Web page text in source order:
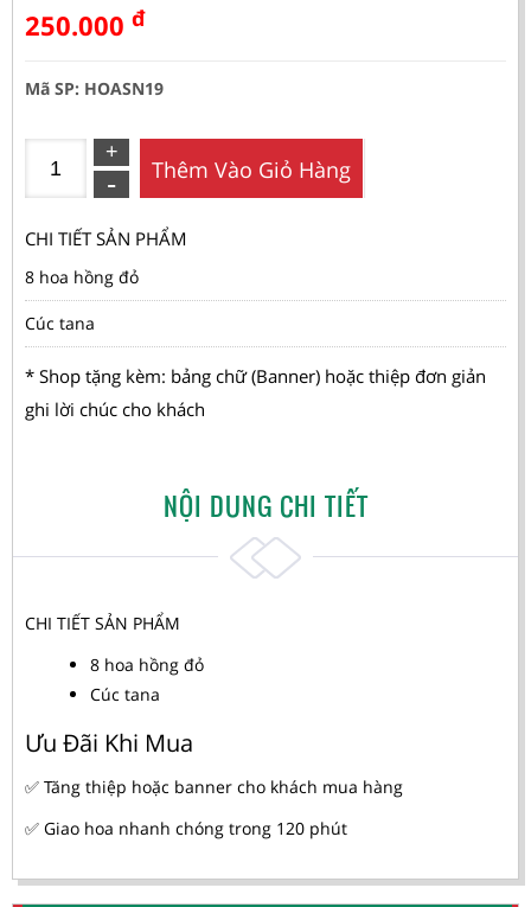
250.000 đ
Mã SP: HOASN19
Thêm Vào Giỏ Hàng
CHI TIẾT SẢN PHẨM
8 hoa hồng đỏ
Cúc tana
* Shop tặng kèm: bảng chữ (Banner) hoặc thiệp đơn giản
ghi lời chúc cho khách
NỘI DUNG CHI TIẾT
CHI TIẾT SẢN PHẨM
8 hoa hồng đỏ
Cúc tana
Ưu Đãi Khi Mua
✅ Tăng thiệp hoặc banner cho khách mua hàng
✅ Giao hoa nhanh chóng trong 120 phút